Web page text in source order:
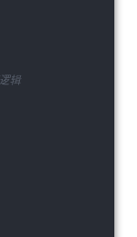
辑